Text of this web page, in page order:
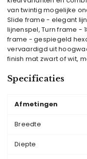
van twintig mogelijke
Slide frame - elegant
lijnenspel, Turn frame -
frame - gespiegeld
vervaardigd uit
finish mat zwart of wit,
Specificaties
Afmetingen
Breedte
Diepte